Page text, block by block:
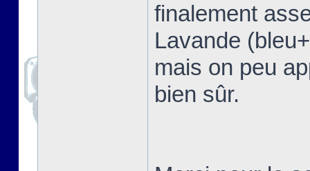
finalement
Lavande
mais on peu
bien sûr.